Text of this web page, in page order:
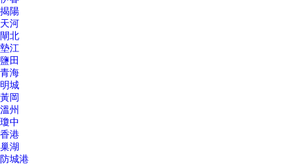
揭陽
天河
閘北
墊江
鹽田
青海
明城
黃岡
溫州
瓊中
香港
巢湖
防城港